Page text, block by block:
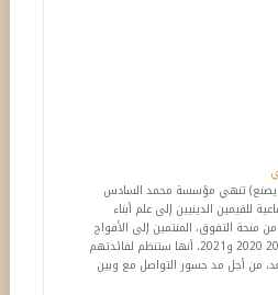
يصنع) تنهي مؤسسة محمد السادس
للقيمين الدينيين إلى علم أبناء
منحة التفوق، المنتمين إلى الأفواج
التالية: 2017 2018 2019 2020 و2021، أنها ستنظم لفائدتهم
من أجل مد جسور التواصل مع وبين